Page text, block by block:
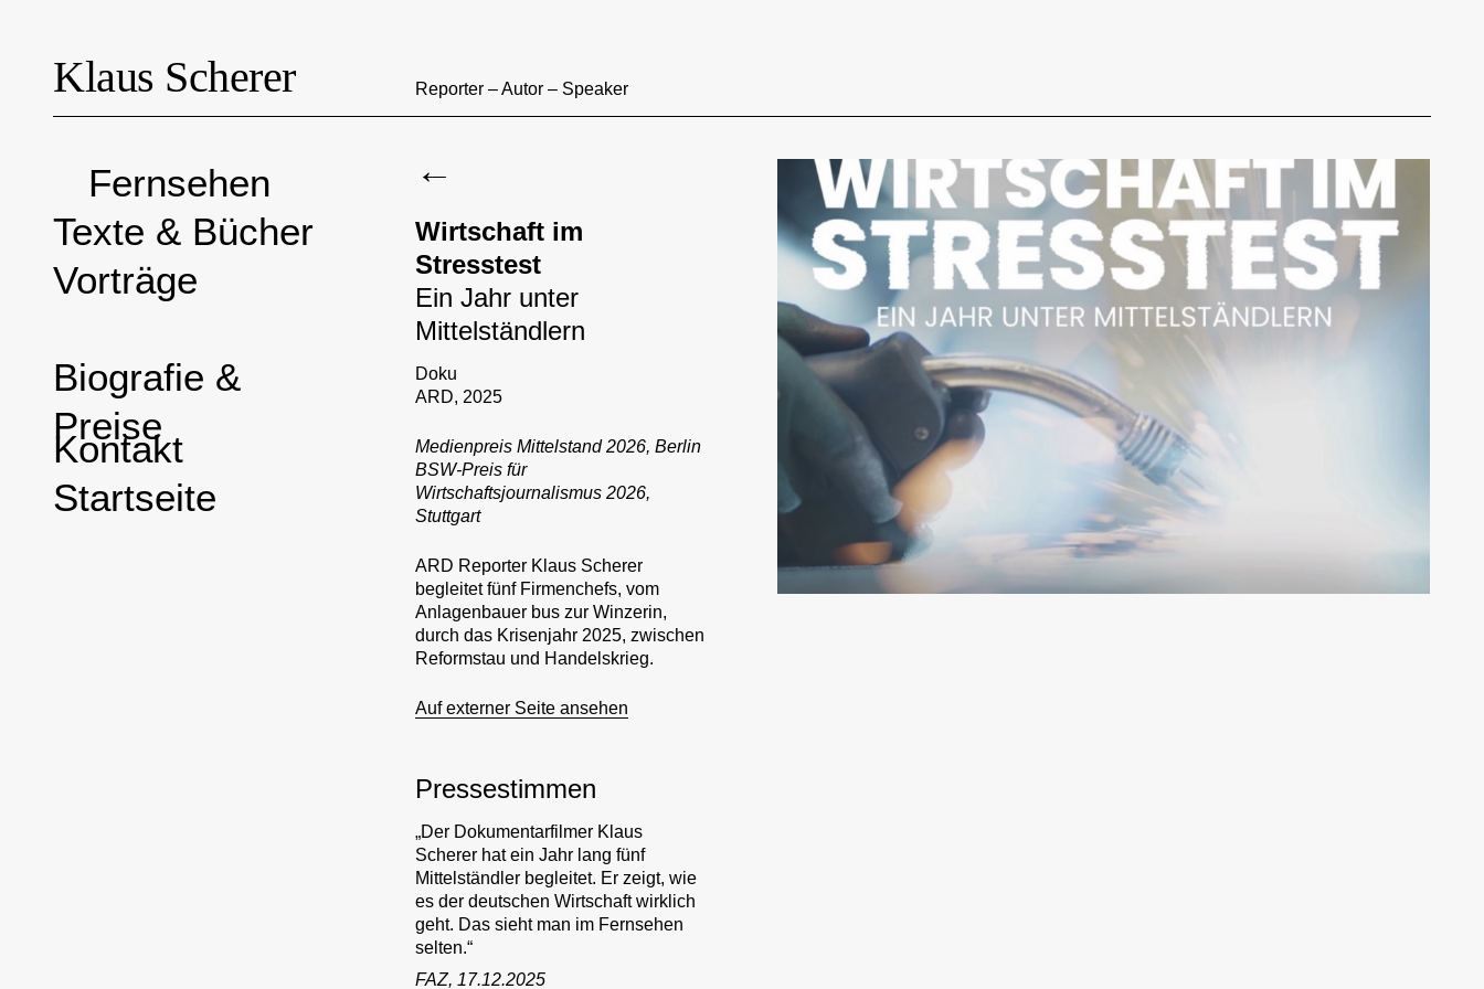
Klaus Scherer Reporter – Autor – Speaker
Fernsehen
Texte & Bücher
Vorträge
Biografie &
Preise
Kontakt
Startseite
←
Wirtschaft im
Stresstest
Ein Jahr unter
Mittelständlern
Doku
ARD, 2025
Medienpreis Mittelstand 2026, Berlin
BSW-Preis für
Wirtschaftsjournalismus 2026,
Stuttgart
ARD Reporter Klaus Scherer
begleitet fünf Firmenchefs, vom
Anlagenbauer bus zur Winzerin,
durch das Krisenjahr 2025, zwischen
Reformstau und Handelskrieg.
Auf externer Seite ansehen
Pressestimmen
„Der Dokumentarfilmer Klaus
Scherer hat ein Jahr lang fünf
Mittelständler begleitet. Er zeigt, wie
es der deutschen Wirtschaft wirklich
geht. Das sieht man im Fernsehen
selten.“
FAZ, 17.12.2025